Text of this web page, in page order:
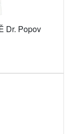
Dr. Popov